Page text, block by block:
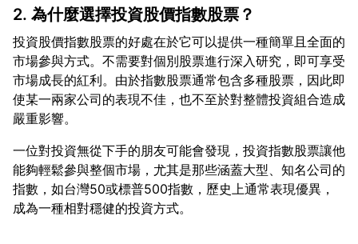
2. 為什麼選擇投資股價指數股票？
投資股價指數股票的好處在於它可以提供一種簡單且全面的
市場參與方式。不需要對個別股票進行深入研究，即可享受
市場成長的紅利。由於指數股票通常包含多種股票，因此即
使某一兩家公司的表現不佳，也不至於對整體投資組合造成
一位對投資無從下手的朋友可能會發現，投資指數股票讓他
能夠輕鬆參與整個市場，尤其是那些涵蓋大型、知名公司的
指數，如台灣50或標普500指數，歷史上通常表現優異，